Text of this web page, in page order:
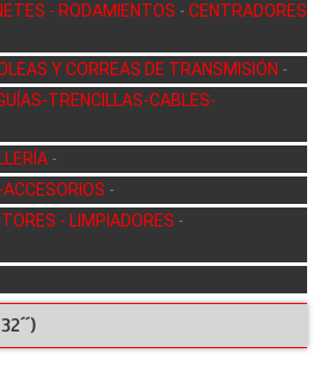
- RODAMIENTOS - CENTRADORES
Y CORREAS DE TRANSMISIÓN -
TRENCILLAS-CABLES-
-
-
- LIMPIADORES -